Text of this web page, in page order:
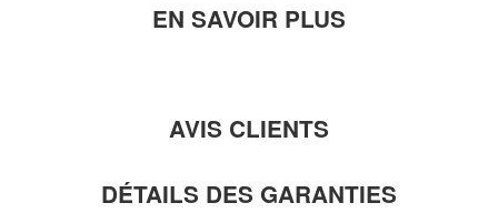
EN SAVOIR PLUS
AVIS CLIENTS
DÉTAILS DES GARANTIES